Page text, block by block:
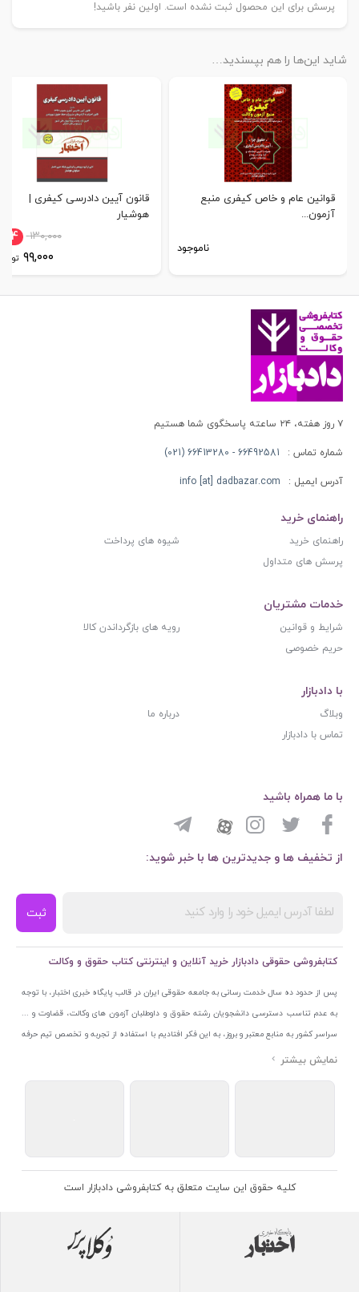
پرسش برای این محصول ثبت نشده است. اولین نفر باشید!
شاید این‌ها را هم بپسندید…
قوانین عام و خاص کیفری منبع
آزمون...
ناموجود
قانون آیین دادرسی کیفری |
هوشیار
۱۳۰,۰۰۰
۹۹,۰۰۰ تومان
۷ روز هفته، ۲۴ ساعته پاسخگوی شما هستیم
شماره تماس : 66492581 - 66413280 (021)
آدرس ایمیل : info [at] dadbazar.com
راهنمای خرید
راهنمای خرید
شیوه های پرداخت
پرسش های متداول
خدمات مشتریان
شرایط و قوانین
رویه های بازگرداندن کالا
حریم خصوصی
با دادبازار
وبلاگ
درباره ما
تماس با دادبازار
از تخفیف ها و جدیدترین ها با خبر شوید:
ثبت
با ما همراه باشید
کتابفروشی حقوقی دادبازار خرید آنلاین و اینترنتی کتاب حقوق و وکالت
پس از حدود ده سال خدمت رسانی به جامعه حقوقی ایران در قالب پایگاه خبری اختبار، با توجه
به عدم تناسب دسترسی دانشجویان رشته حقوق و داوطلبان آزمون های وکالت، قضاوت و ...
سراسر کشور به منابع معتبر و بروز، به این فکر افتادیم با استفاده از تجربه و تخصص تیم حرفه
ای اختبار خدمتی جدید به جامعه حقوقی ایران ارائه کنیم. به این منظور با راه اندازی و تجهیز
اتحادیه ناشران و کتابفروشان تهران به منظور ارائه مطمئن ترین خدمات مجموعه بسیار کامل و
معتبری از کتاب های حقوقی را به علاقمندان عرضه کرده ایم. علاوه بر این با بهره گیری از فناوری
اندازی کردیم تا علاقمندان بتوانند با اطمینان کافی و به اتکای اعتبار این مجموعه قدیمی کتاب و
کلیه حقوق این سایت متعلق به کتابفروشی دادبازار است